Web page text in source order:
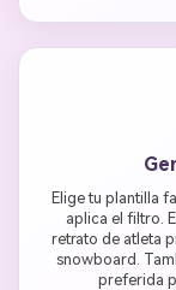
Elige tu plantilla
aplica el filtro.
retrato de atleta
snowboard.
preferida